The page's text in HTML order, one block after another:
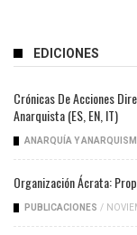
EDICIONES
Crónicas De Acciones
Anarquista (ES, EN, IT)
ANARQUÍA Y
Organización Ácrata:
PUBLICACIONES /